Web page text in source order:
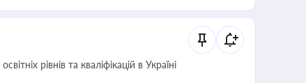
рівнів та кваліфікацій в Україні